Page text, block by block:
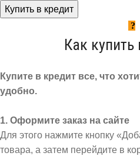
Купить в кредит
Как купить
Купите в кредит все, что
удобно.
1. Оформите заказ на сайте
Для этого нажмите кнопку
товара, а затем перейдите в